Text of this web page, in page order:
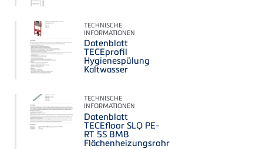
TECHNISCHE
INFORMATIONEN
Datenblatt
TECEprofil
Hygienespülung
Kaltwasser
TECHNISCHE
INFORMATIONEN
Datenblatt
TECEfloor SLQ PE-
RT 5S BMB
Flächenheizungsrohr